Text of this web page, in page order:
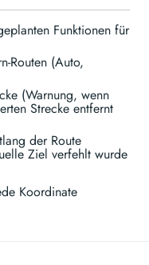
Funktionen für
Routen (Auto,
(Warnung, wenn
Strecke entfernt
der Route
Ziel verfehlt wurde
Koordinate